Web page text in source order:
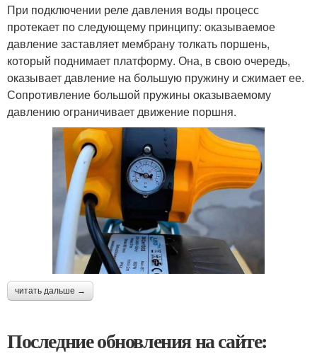
При подключении реле давления воды процесс
протекает по следующему принципу: оказываемое
давление заставляет мембрану толкать поршень,
который поднимает платформу. Она, в свою очередь,
оказывает давление на большую пружину и сжимает ее.
Сопротивление большой пружины оказываемому
давлению ограничивает движение поршня.
читать дальше →
Последние обновления на сайте: